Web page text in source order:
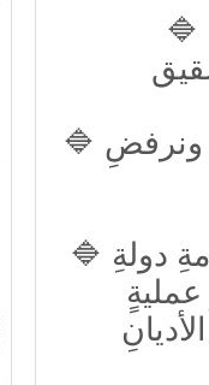
🔷 ندعمُ وقف إطلاق النارِ في جنوبِ لبنان، وندينُ
🔷 نجددُ مواقفَنا الداعمةَ لوحدة سوريا، وسيادتِها، ونرفضِ
🔷 لن نبخلَ بأيِّ جهدٍ لدعمِ الأشقاءِ في سوريا لإقامةِ دولةِ